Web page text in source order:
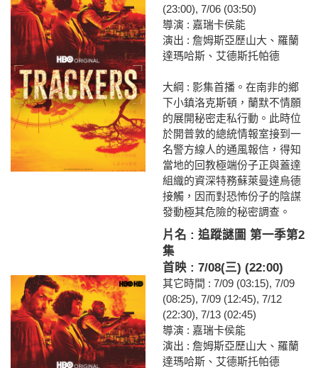
(23:00), 7/06 (03:50)
導演 : 嘉瑞卡侯能
演出 : 詹姆斯亞歷山大、羅蘭
達瑪哈斯、艾德斯托帕德
大綱 : 影集首播。在南非的鄉
下小鎮洛克斯頓，蘭默不情願
的展開秘密走私行動。此時位
於開普敦的總統情報室接到一
名警方線人的通風報信，得知
當地的回教極端份子正與蓋達
組織的資深特務蘇萊曼達烏德
接觸，因而對恐怖份子的陰謀
發動極其危險的秘密調查。
片名 : 追蹤謎圖 第一季第2
集
首映 : 7/08(三) (22:00)
其它時間 : 7/09 (03:15), 7/09
(08:25), 7/09 (12:45), 7/12
(22:30), 7/13 (02:45)
導演 : 嘉瑞卡侯能
演出 : 詹姆斯亞歷山大、羅蘭
達瑪哈斯、艾德斯托帕德